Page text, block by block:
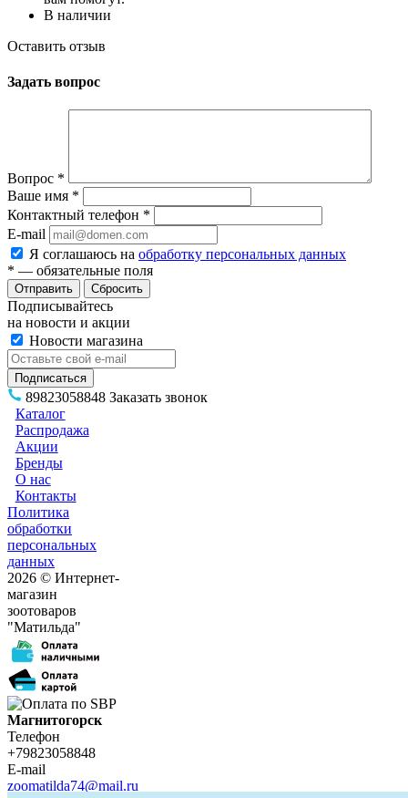
В наличии
Оставить отзыв
Задать вопрос
Вопрос *
Ваше имя *
Контактный телефон *
E-mail
Я соглашаюсь на обработку персональных данных
* — обязательные поля
Сбросить
Подписывайтесь
на новости и акции
Новости магазина
89823058848 Заказать звонок
Каталог
Распродажа
Акции
Бренды
О нас
Контакты
Политика
обработки
персональных
данных
2026 © Интернет-
магазин
зоотоваров
"Матильда"
Магнитогорск
Телефон
+79823058848
E-mail
zoomatilda74@mail.ru